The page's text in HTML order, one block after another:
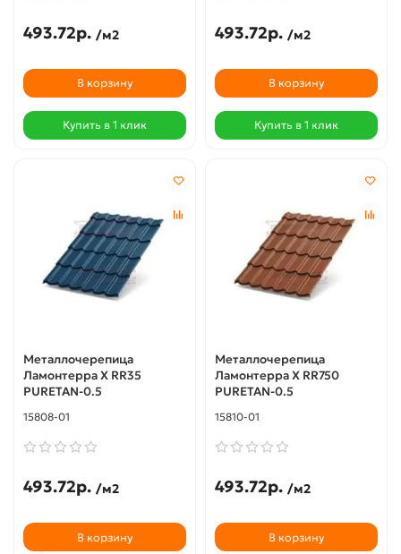
493.72р. /м2
В корзину
Купить в 1 клик
493.72р. /м2
В корзину
Купить в 1 клик
Металлочерепица
Ламонтерра X RR35
PURETAN-0.5
15808-01
493.72р. /м2
В корзину
Металлочерепица
Ламонтерра X RR750
PURETAN-0.5
15810-01
493.72р. /м2
В корзину